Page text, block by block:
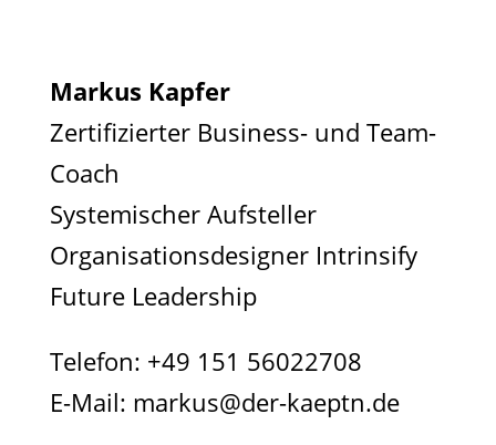
Markus Kapfer
Zertifizierter Business- und Team-
Coach
Systemischer Aufsteller
Organisationsdesigner Intrinsify
Future Leadership
Telefon: +49 151 56022708
E-Mail: markus@der-kaeptn.de